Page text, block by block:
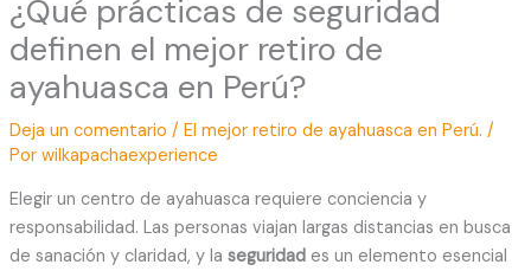
¿Qué prácticas de seguridad
definen el mejor retiro de
ayahuasca en Perú?
Deja un comentario / El mejor retiro de ayahuasca en Perú. /
Por wilkapachaexperience
Elegir un centro de ayahuasca requiere conciencia y
responsabilidad. Las personas viajan largas distancias en busca
de sanación y claridad, y la seguridades un elemento esencial